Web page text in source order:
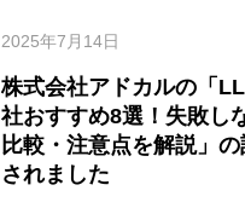
援サービスを紹介いただき
はIT系コンサルティング会
いただいているので、詳細
考ください。...
2025年7月14日
株式会社アドカルの「
社おすすめ8選！失敗し
比較・注意点を解説」
されました